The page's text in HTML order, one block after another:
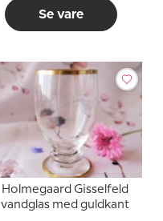
Se vare
Holmegaard Gisselfeld
vandglas med guldkant